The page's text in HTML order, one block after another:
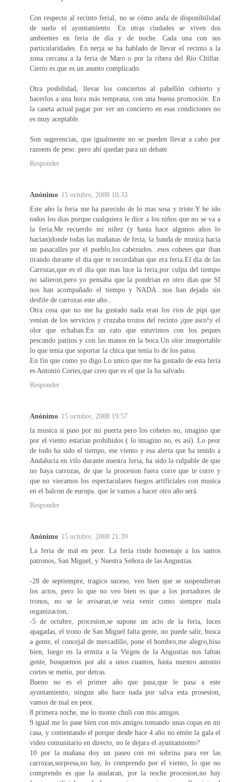
Con respecto al recinto ferial, no se cómo anda de disponibilidad
de suelo el ayuntamiento. En otras ciudades se viven dos
ambientes en feria de día y de noche. Cada una con sus
particularidades. En nerja se ha hablado de llevar el recinto a la
zona cercana a la feria de Maro o por la ribera del Río Chillar.
Cierto es que es un asunto complicado.
Otra posbilidad, llevar los conciertos al pabellón cubierto y
hacerlos a una hora más temprana, con una buena promoción. En
la caseta actual pagar por ver un concierto en esas condiciones no
es muy aceptable.
Son sugerencias, que igualmente no se pueden llevar a cabo por
razoens de peso. pero ahí quedan para un debate.
Responder
Anónimo 15 octubre, 2008 10:33
Este año la feria me ha parecido de lo mas sosa y triste.Y he ido
todos los dias porque cualquiera le dice a los niños que no se va a
la feria.Me recuerdo mi niñez (y hasta hace algunos años lo
hacian)donde todas las mañanas de feria, la banda de musica hacia
un pasacalles por el pueblo,los cabezudos...esos cohetes que iban
tirando durante el dia que te recordaban que era feria.El dia de las
Carrozas,que es el dia que mas luce la feria,por culpa del tiempo
no salieron,pero yo pensaba que la pondrian en otro dias que SI
nos han acompañado el tiempo y NADA...nos han dejado sin
desfile de carrozas este año...
Otra cosa que no me ha gustado nada eran los rios de pipi que
venian de los servicios y cruzaba trozos del recinto ¡que asco!y el
olor que echaban.En un rato que estuvimos con los peques
pescando patitos y con las manos en la boca.Un olor insoportable
lo que tenia que soportar la chica que tenia lo de los patos.
En fin que como yo digo.Lo unico que me ha gustado de esta feria
es Antonio Cortes,que creo que es el que la ha salvado.
Responder
Anónimo 15 octubre, 2008 19:57
la musica si paso por mi puerta pero los cohetes no, imagino que
por el viento estarian prohibidos ( lo imagino no, es así). Lo peor
de todo ha sido el tiempo, ese viento y esa alerta que ha tenido a
Andalucia en vilo durante nuestra feria, ha sido la culpable de que
no haya carrozas, de que la procesion fuera corre que te corre y
que no vieramos los espectaculares fuegos artificiales con musica
en el balcon de europa. que le vamos a hacer otro año será.
Responder
Anónimo 15 octubre, 2008 21:39
La feria de mal en peor. La feria rinde homenaje a los santos
patronos, San Miguel, y Nuestra Señora de las Angustias.
-28 de septiempre, tragico suceso, veo bien que se suspendieran
los actos, pero lo que no veo bien es que a los portadores de
tronos, no se le avisaran,se veia venir como siempre mala
organizacion,.
-5 de octubre, procesion,se supone un acto de la feria, luces
apagadas, el trono de San Miguel falta gente, no puede salir, busca
a gente, el concejal de mercadillo, pone el hombro,me alegro,hiso
bien, luego en la ermita a la Virgen de la Angustias nos faltan
gente, busquemos por ahi a unos cuantos, hasta nuestro antonio
cortes se metio, por detras.
Bueno no es el primer año que pasa,que le pasa a este
ayuntamiento, ningun año hace nada por salva esta prosesion,
vamos de mal en peor.
8 primera noche, me lo monte chuli con mis amigos.
9 igual me lo pase bien con mis amigos tomando unas copas en mi
casa, y comentando el porque desde hace 4 año no emite la gala el
video comunitario en directo, no le dejara el ayuntamiento?
10 por la mañana doy un paseo con mi sobrina para ver las
carrozas,sorpresa,no hay, lo comprendo por el viento, lo que no
comprendo es que la anularan, por la noche procesion,no hay